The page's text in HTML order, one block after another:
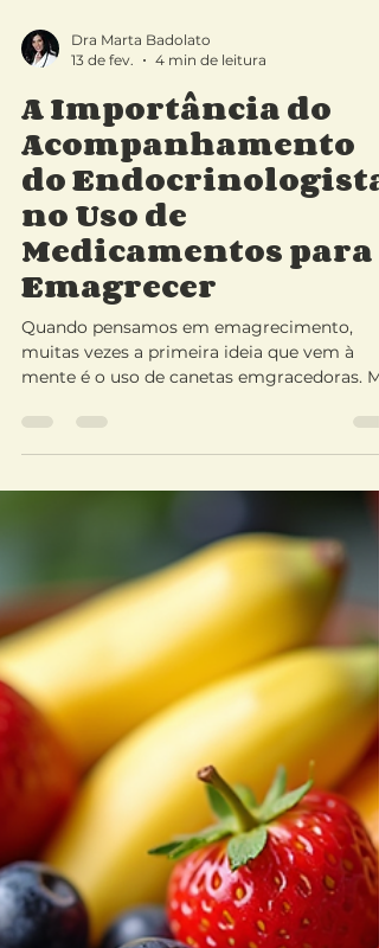
Dra Marta Badolato
13 de fev.
4 min de leitura
A Importância do
Acompanhamento
do Endocrinologista
Medicamentos para
Emagrecer
Quando pensamos em emagrecimento,
muitas vezes a primeira ideia que vem à
mente é o uso de canetas emgracedoras.
você sabia que o uso de medicamentos para
emagrecer deve ser acompanhado de perto
por um endocrinologista? Isso mesmo! O
acompanhamento médico é fundamental
para garantir a segurança, a eficácia e a
saúde a longo prazo. Vamos conversar sobre
isso? Por que o acompanhamento médico é
essencial? O corpo humano é uma máquina
complexa, e o emagrecimento envolve